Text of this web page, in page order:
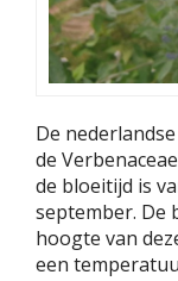
De
de
de bloeitijd is
september. De
hoogte van
een